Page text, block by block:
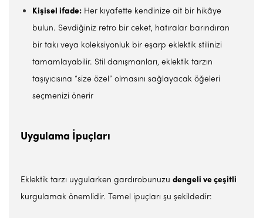
Kişisel ifade: Her kıyafette kendinize ait bir hikâye
bulun. Sevdiğiniz retro bir ceket, hatıralar barındıran
bir takı veya koleksiyonluk bir eşarp eklektik stilinizi
tamamlayabilir. Stil danışmanları, eklektik tarzın
taşıyıcısına “size özel” olmasını sağlayacak öğeleri
seçmenizi önerir
Uygulama İpuçları
Eklektik tarzı uygularken gardırobunuzu dengeli ve çeşitli
kurgulamak önemlidir. Temel ipuçları şu şekildedir: